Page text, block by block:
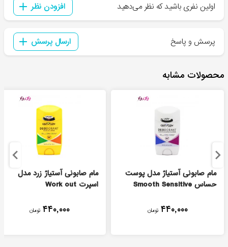
اولین نفری باشید که نظر می‌دهید افزودن نظر
پرسش و پاسخ ارسال پرسش
محصولات مشابه
مام صابونی آستیاژ مدل پوست
حساس Smooth Sensitive
۴۴۰,۰۰۰ تومان
مام صابونی آستیاژ زرد مدل
اسپرت Work out
۴۴۰,۰۰۰ تومان